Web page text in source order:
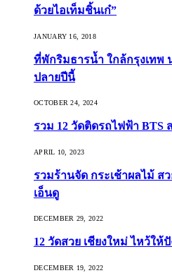
ด้วยไอเท็มชิ้นเก๋”
JANUARY 16, 2018
ที่พักริมธารน้ำ ใกล้กรุงเทพ
ปลายปีนี้
OCTOBER 24, 2024
รวม 12 วัดติดรถไฟฟ้า
APRIL 10, 2023
รวมร้านจัด กระเช้าผลไม้ ส
เอ็นดู
DECEMBER 29, 2022
12 วัดสวย เชียงใหม่ ไหว้ให้
DECEMBER 19, 2022